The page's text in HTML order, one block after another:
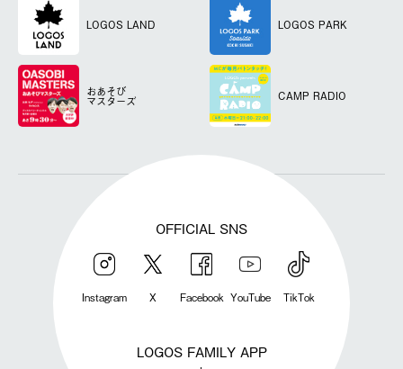
LOGOS LAND LOGOS PARK
おあそび
マスターズ CAMP RADIO
OFFICIAL SNS
Instagram X Facebook YouTube TikTok
LOGOS FAMILY APP